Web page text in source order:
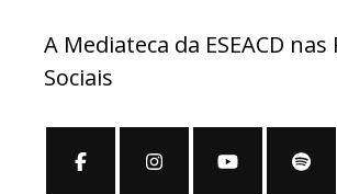
A Mediateca da ESEACD nas
Sociais